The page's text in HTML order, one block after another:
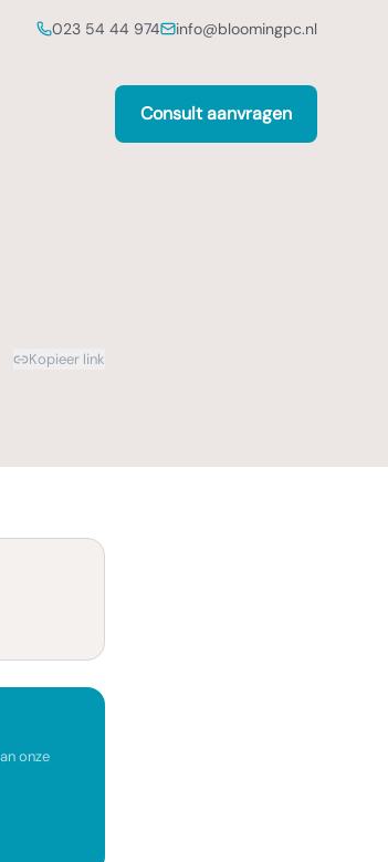
023 54 44 974 info@bloomingpc.nl
Consult aanvragen
Kopieer link
onze